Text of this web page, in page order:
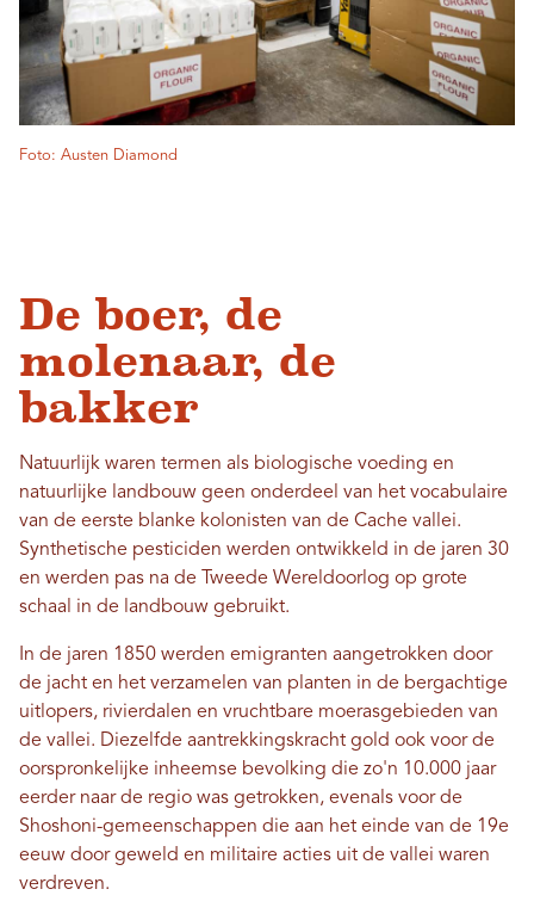
Foto: Austen Diamond
De boer, de
molenaar, de
bakker
Natuurlijk waren termen als biologische voeding en
natuurlijke landbouw geen onderdeel van het vocabulaire
van de eerste blanke kolonisten van de Cache vallei.
Synthetische pesticiden werden ontwikkeld in de jaren 30
en werden pas na de Tweede Wereldoorlog op grote
schaal in de landbouw gebruikt.
In de jaren 1850 werden emigranten aangetrokken door
de jacht en het verzamelen van planten in de bergachtige
uitlopers, rivierdalen en vruchtbare moerasgebieden van
de vallei. Diezelfde aantrekkingskracht gold ook voor de
oorspronkelijke inheemse bevolking die zo'n 10.000 jaar
eerder naar de regio was getrokken, evenals voor de
Shoshoni-gemeenschappen die aan het einde van de 19e
eeuw door geweld en militaire acties uit de vallei waren
verdreven.